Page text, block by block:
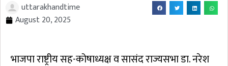
uttarakhandtime
August 20, 2025
भाजपा राष्ट्रीय सह-कोषाध्यक्ष व सासंद राज्यसभा डा. नरेश